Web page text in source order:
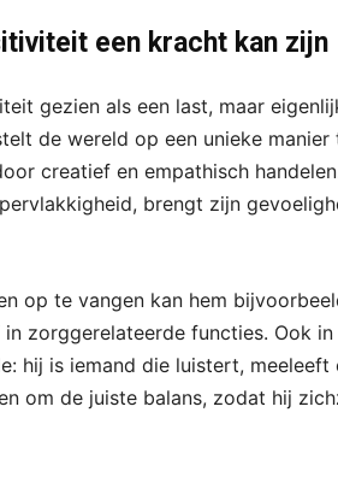
een kracht kan zijn
gezien als een last, maar
de wereld op een unieke manier
creatief en empathisch
brengt zijn
op te vangen kan hem
zorggerelateerde functies. Ook
hij is iemand die luistert,
om de juiste balans, zodat hij